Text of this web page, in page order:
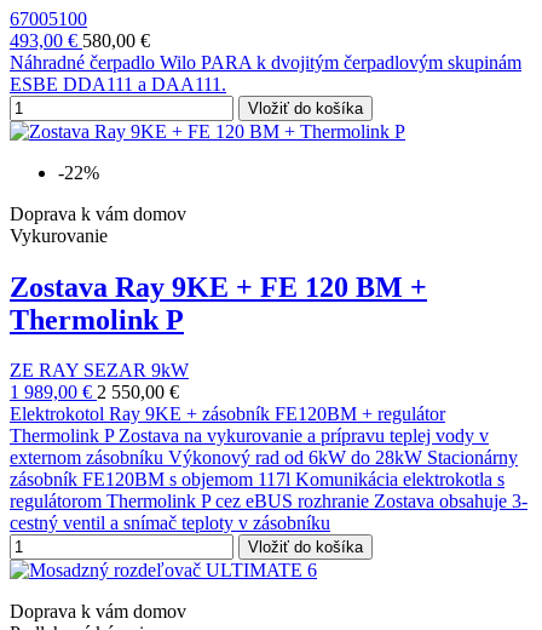
67005100
493,00 € 580,00 €
Náhradné čerpadlo Wilo PARA k dvojitým čerpadlovým skupinám
ESBE DDA111 a DAA111.
Vložiť do košíka
-22%
Doprava k vám domov
Vykurovanie
Zostava Ray 9KE + FE 120 BM +
Thermolink P
ZE RAY SEZAR 9kW
1 989,00 € 2 550,00 €
Elektrokotol Ray 9KE + zásobník FE120BM + regulátor
Thermolink P Zostava na vykurovanie a prípravu teplej vody v
externom zásobníku Výkonový rad od 6kW do 28kW Stacionárny
zásobník FE120BM s objemom 117l Komunikácia elektrokotla s
regulátorom Thermolink P cez eBUS rozhranie Zostava obsahuje 3-
cestný ventil a snímač teploty v zásobníku
Vložiť do košíka
Doprava k vám domov